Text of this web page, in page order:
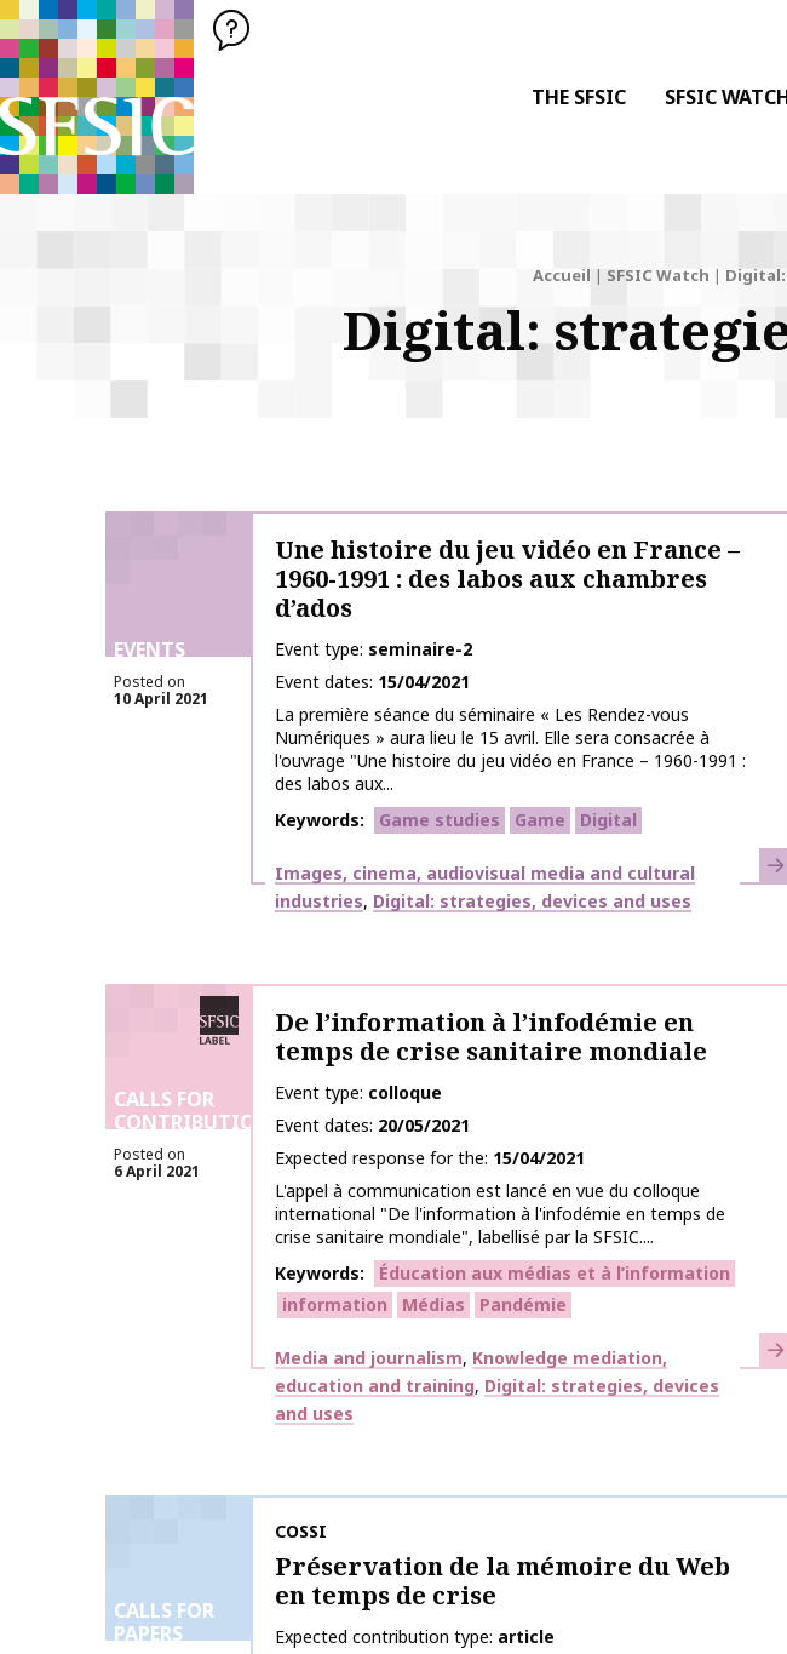
SFSIC SOCIÉTÉ FRANÇAISE DES SCIENCES DE L'INFORMATION & DE LA COMMUNICATION
Société Française des Sciences de l'Information & de la
THE SFSIC SFSIC
Accueil | SFSIC Watch |
Digital:
EVENTS
Posted on
10 April 2021
Une histoire du jeu vidéo en France –
1960-1991 : des labos aux chambres
d’ados
Event type seminaire-2
Event dates 15/04/2021
La première séance du séminaire « Les Rendez-vous
Numériques » aura lieu le 15 avril. Elle sera consacrée à
l'ouvrage "Une histoire du jeu vidéo en France – 1960-1991 :
des labos aux...
Keywords
Game studies Game Digital
Themes
Images, cinema, audiovisual media and cultural
industries Digital: strategies, devices and uses
SFSIC labelled
CALLS FOR
CONTRIBUTIONS
Posted on
6 April 2021
De l’information à l’infodémie en
temps de crise sanitaire mondiale
Event type colloque
Event dates 20/05/2021
Expected response for the 15/04/2021
L'appel à communication est lancé en vue du colloque
international "De l'information à l'infodémie en temps de
crise sanitaire mondiale", labellisé par la SFSIC....
Keywords
Éducation aux médias et à l’information
information
Médias Pandémie
Themes
Media and journalism Knowledge mediation,
education and training Digital: strategies, devices
and uses
CALLS FOR
PAPERS
Publication name
COSSI
Préservation de la mémoire du Web
en temps de crise
Expected contribution type article